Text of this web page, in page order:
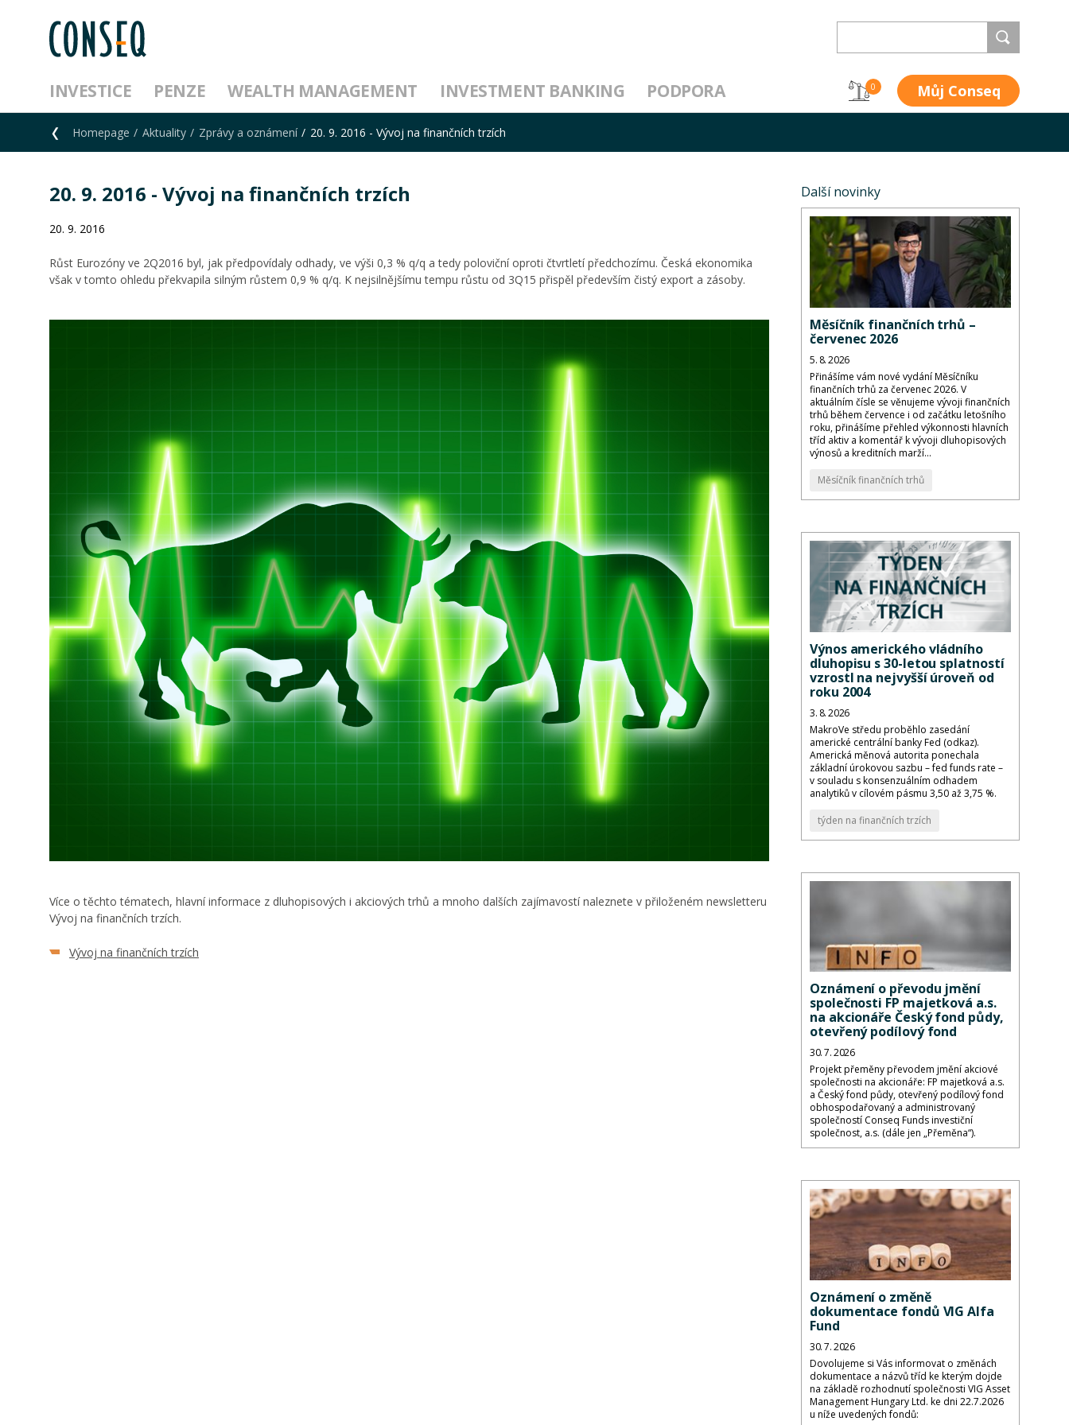
INVESTICE PENZE WEALTH MANAGEMENT INVESTMENT BANKING PODPORA 0 Můj Conseq
Homepage Aktuality Zprávy a oznámení 20. 9. 2016 - Vývoj na finančních trzích
20. 9. 2016 - Vývoj na finančních trzích
20. 9. 2016
Růst Eurozóny ve 2Q2016 byl, jak předpovídaly odhady, ve výši 0,3 % q/q a tedy poloviční oproti čtvrtletí předchozímu. Česká ekonomika
však v tomto ohledu překvapila silným růstem 0,9 % q/q. K nejsilnějšímu tempu růstu od 3Q15 přispěl především čistý export a zásoby.
Více o těchto tématech, hlavní informace z dluhopisových i akciových trhů a mnoho dalších zajímavostí naleznete v přiloženém newsletteru
Vývoj na finančních trzích.
Vývoj na finančních trzích
Další novinky
Měsíčník finančních trhů –
červenec 2026
5. 8. 2026
Přinášíme vám nové vydání Měsíčníku
finančních trhů za červenec 2026. V
aktuálním čísle se věnujeme vývoji finančních
trhů během července i od začátku letošního
roku, přinášíme přehled výkonnosti hlavních
tříd aktiv a komentář k vývoji dluhopisových
výnosů a kreditních marží...
Měsíčník finančních trhů
Výnos amerického vládního
dluhopisu s 30-letou splatností
vzrostl na nejvyšší úroveň od
roku 2004
3. 8. 2026
MakroVe středu proběhlo zasedání
americké centrální banky Fed (odkaz).
Americká měnová autorita ponechala
základní úrokovou sazbu – fed funds rate –
v souladu s konsenzuálním odhadem
analytiků v cílovém pásmu 3,50 až 3,75 %.
týden na finančních trzích
Oznámení o převodu jmění
společnosti FP majetková a.s.
na akcionáře Český fond půdy,
otevřený podílový fond
30. 7. 2026
Projekt přeměny převodem jmění akciové
společnosti na akcionáře: FP majetková a.s.
a Český fond půdy, otevřený podílový fond
obhospodařovaný a administrovaný
společností Conseq Funds investiční
společnost, a.s. (dále jen „Přeměna“).
Oznámení o změně
dokumentace fondů VIG Alfa
Fund
30. 7. 2026
Dovolujeme si Vás informovat o změnách
dokumentace a názvů tříd ke kterým dojde
na základě rozhodnutí společnosti VIG Asset
Management Hungary Ltd. ke dni 22.7.2026
u níže uvedených fondů: